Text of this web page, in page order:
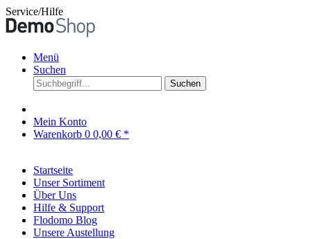
Service/Hilfe
Menü
Suchen
Suchen
Mein Konto
Warenkorb 0 0,00 € *
Startseite
Unser Sortiment
Über Uns
Hilfe & Support
Flodomo Blog
Unsere Austellung